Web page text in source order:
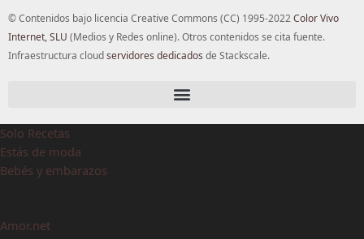
© Contenidos bajo licencia Creative Commons (CC) 1995-2022Color Vivo
Internet, SLU (Medios y Redes online). Otros contenidos se cita fuente.
Infraestructura cloudservidores dedicados de Stackscale.
Solo Recetas
Estás de moda
Bebés y embarazos
Amor.net